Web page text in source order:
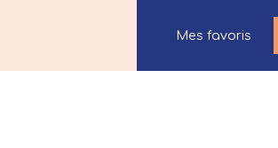
Mes favoris